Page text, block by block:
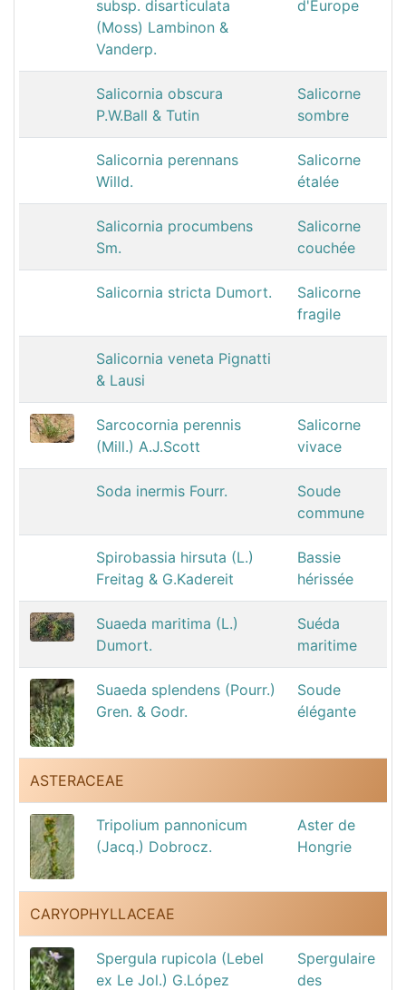
subsp. disarticulata
(Moss) Lambinon &
Vanderp.
d'Europe
Salicornia obscura
P.W.Ball & Tutin
Salicorne
sombre
Salicornia perennans
Willd.
Salicorne
étalée
Salicornia procumbens
Sm.
Salicorne
couchée
Salicornia stricta Dumort.
Salicorne
fragile
Salicornia veneta Pignatti
& Lausi
Sarcocornia perennis
(Mill.) A.J.Scott
Salicorne
vivace
Soda inermis Fourr.
Soude
commune
Spirobassia hirsuta (L.)
Freitag & G.Kadereit
Bassie
hérissée
Suaeda maritima (L.)
Dumort.
Suéda
maritime
Suaeda splendens (Pourr.)
Gren. & Godr.
Soude
élégante
ASTERACEAE
Tripolium pannonicum
(Jacq.) Dobrocz.
Aster de
Hongrie
CARYOPHYLLACEAE
Spergula rupicola (Lebel
ex Le Jol.) G.López
Spergulaire
des